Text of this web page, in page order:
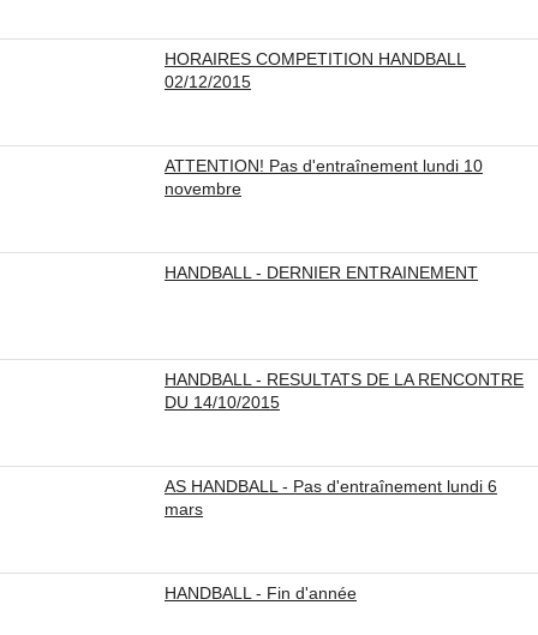
HORAIRES COMPETITION HANDBALL
02/12/2015
ATTENTION! Pas d'entraînement lundi 10
novembre
HANDBALL - DERNIER ENTRAINEMENT
HANDBALL - RESULTATS DE LA RENCONTRE
DU 14/10/2015
AS HANDBALL - Pas d'entraînement lundi 6
mars
HANDBALL - Fin d'année